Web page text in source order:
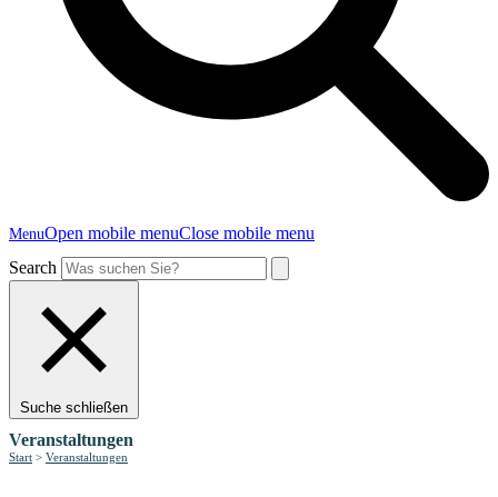
MenuOpen mobile menuClose mobile menu
Search
Suche schließen
Veranstaltungen
Start > Veranstaltungen